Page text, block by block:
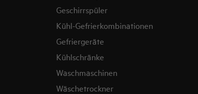
Geschirrspüler
Kühl-Gefrierkombinationen
Gefriergeräte
Kühlschränke
Waschmaschinen
Wäschetrockner